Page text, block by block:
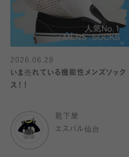
2026.06.28
いま売れている機能性メンズソック
ス！！
靴下屋
エスパル仙台